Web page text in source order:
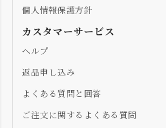
個人情報保護方針
カスタマーサービス
ヘルプ
返品申し込み
よくある質問と回答
ご注文に関するよくある質問